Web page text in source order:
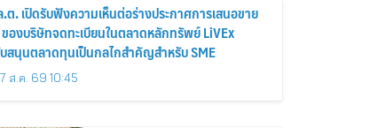
ต. เปิดรับฟังความเห็นต่อร่างประกาศการเสนอขาย
ของบริษัทจดทะเบียนในตลาดหลักทรัพย์ LiVEx
สนุนตลาดทุนเป็นกลไกสำคัญสำหรับ SME
7 ส.ค. 69 10:45